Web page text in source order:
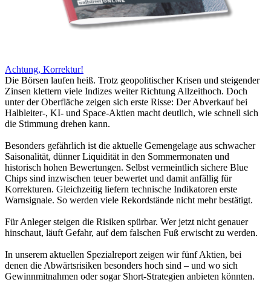
Achtung, Korrektur!
Die Börsen laufen heiß. Trotz geopolitischer Krisen und steigender
Zinsen klettern viele Indizes weiter Richtung Allzeithoch. Doch
unter der Oberfläche zeigen sich erste Risse: Der Abverkauf bei
Halbleiter-, KI- und Space-Aktien macht deutlich, wie schnell sich
die Stimmung drehen kann.
Besonders gefährlich ist die aktuelle Gemengelage aus schwacher
Saisonalität, dünner Liquidität in den Sommermonaten und
historisch hohen Bewertungen. Selbst vermeintlich sichere Blue
Chips sind inzwischen teuer bewertet und damit anfällig für
Korrekturen. Gleichzeitig liefern technische Indikatoren erste
Warnsignale. So werden viele Rekordstände nicht mehr bestätigt.
Für Anleger steigen die Risiken spürbar. Wer jetzt nicht genauer
hinschaut, läuft Gefahr, auf dem falschen Fuß erwischt zu werden.
In unserem aktuellen Spezialreport zeigen wir fünf Aktien, bei
denen die Abwärtsrisiken besonders hoch sind – und wo sich
Gewinnmitnahmen oder sogar Short-Strategien anbieten könnten.